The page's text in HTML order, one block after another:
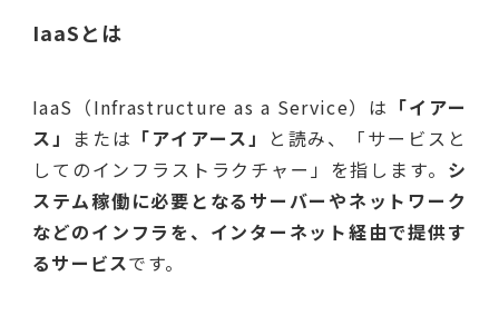
IaaSとは
IaaS（Infrastructure as a Service）は 「イアー
ス」
または 「アイアース」
と読み、「サービスと
してのインフラストラクチャー」を指します。 シ
ステム稼働に必要となるサーバーやネットワーク
などのインフラを、インターネット経由で提供す
るサービスです。